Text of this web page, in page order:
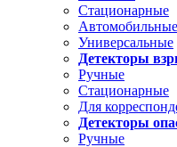
Стационарные
Автомобильные
Универсальные
Детекторы
Ручные
Стационарные
Для
Детекторы
Ручные